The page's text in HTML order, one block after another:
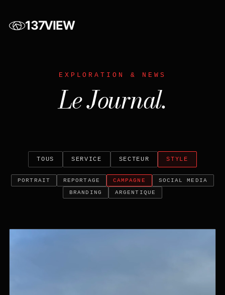
137VIEW
EXPLORATION & NEWS
Le Journal.
TOUS SERVICE SECTEUR STYLE
PORTRAIT REPORTAGE CAMPAGNE
SOCIAL MEDIA
BRANDING
ARGENTIQUE